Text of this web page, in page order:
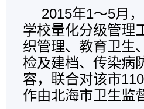
2015年1～5月
学校量化分级管理
织管理、教育卫生
检及建档、传染病
容，联合对该市
作由北海市卫生监